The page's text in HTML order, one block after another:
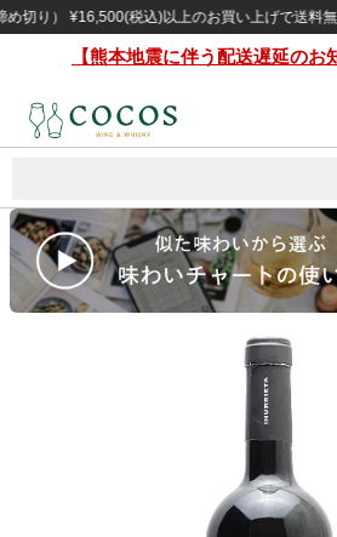
） ¥16,500(税込)以上のお買い上げで送料無料
【熊本地震に伴う配送遅延のお